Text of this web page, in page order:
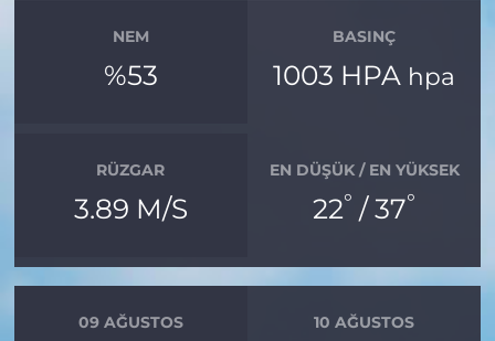
NEM
%53
BASINÇ
1003 HPA hpa
RÜZGAR
3.89 M/S
EN DÜŞÜK / EN YÜKSEK
22° / 37°
09 AĞUSTOS
10 AĞUSTOS